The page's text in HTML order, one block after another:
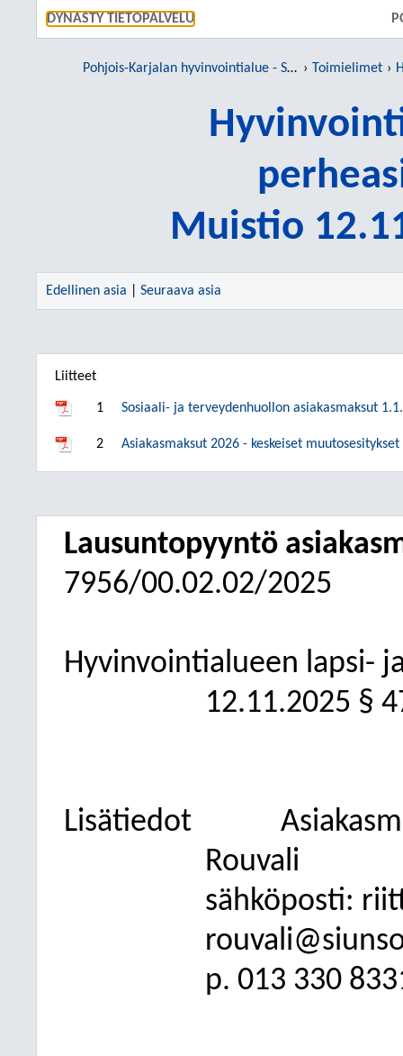
DYNASTY TIETOPALVELU SIIRRY
Pohjois-Karjalan hyvinvointialue - Siun sote Toimielimet
Muistio
Edellinen asia Seuraava asia
Liitteet
1 Sosiaali- ja terveydenhuollon asiakasmaksut
2 Asiakasmaksut 2026 - keskeiset
Lausuntopyyntö
7956/00.02.02/2025
Hyvinvointialueen lapsi-
12.11.2025 §
Lisätiedot
Rouvali
sähköposti:
p. 013 330